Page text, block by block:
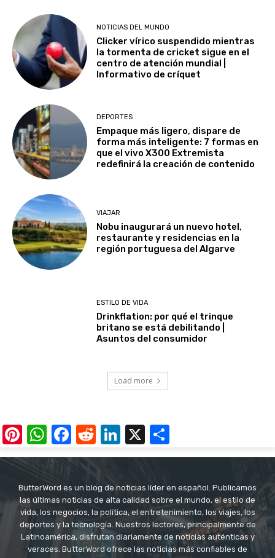
NOTICIAS DEL MUNDO
Clicker vírico suspendido mientras
la tormenta de cricket sigue en el
centro de atención mundial |
Informativo de críquet
DEPORTES
Empaque más ligero, dispare de
forma más inteligente: 7 formas en
que el vivo X300 Extremista
redefinirá la creación de contenido
VIAJAR
Nobu inaugurará un nuevo hotel,
restaurante y residencias en la
región portuguesa del Algarve
ESTILO DE VIDA
Drinkflation: por qué el trinque
britano se está debilitando |
Asuntos del consumidor
Load more
Pinterest
WhatsApp
Facebook
RedditLinkedIn
X
ButterWord es un blog de noticias líder en español. Publicamos
las últimas noticias de alta calidad sobre el mundo, el estilo de
vida, los negocios, la política, el entretenimiento, los viajes, los
deportes y la tecnología. Nuestros lectores, principalmente de
Latinoamérica, disfrutan diariamente de noticias auténticas y
veraces. ButterWord ofrece las noticias más confiables de